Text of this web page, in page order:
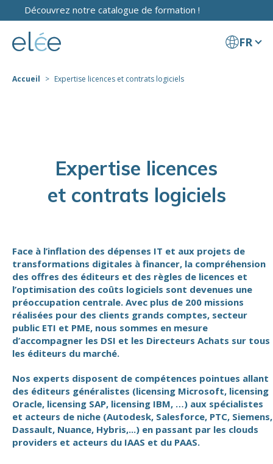
Découvrez notre catalogue de formation !
FR
Accueil Expertise licences et contrats logiciels
Expertise licences
et contrats logiciels
Face à l’inflation des dépenses IT et aux projets de
transformations digitales à financer, la compréhension
des offres des éditeurs et des règles de licences et
l’optimisation des coûts logiciels sont devenues une
préoccupation centrale. Avec plus de 200 missions
réalisées pour des clients grands comptes, secteur
public ETI et PME, nous sommes en mesure
d’accompagner les DSI et les Directeurs Achats sur tous
les éditeurs du marché.
Nos experts disposent de compétences pointues allant
des éditeurs généralistes (licensing Microsoft, licensing
Oracle, licensing SAP, licensing IBM, …) aux spécialistes
et acteurs de niche (Autodesk, Salesforce, PTC, Siemens,
Dassault, Nuance, Hybris,...) en passant par les clouds
providers et acteurs du IAAS et du PAAS.